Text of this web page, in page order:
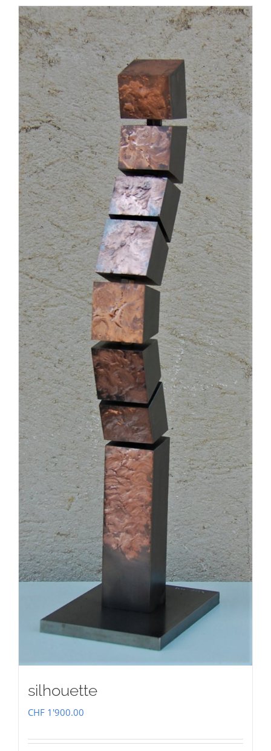
silhouette
CHF 1'900.00